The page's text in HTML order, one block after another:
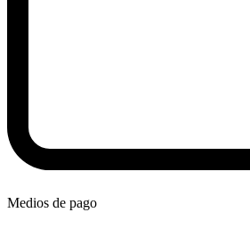
Medios de pago